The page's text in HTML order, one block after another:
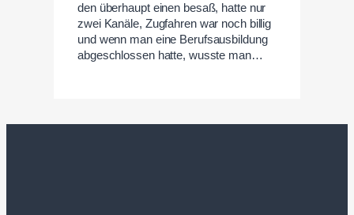
den überhaupt einen besaß, hatte nur
zwei Kanäle, Zugfahren war noch billig
und wenn man eine Berufsausbildung
abgeschlossen hatte, wusste man…